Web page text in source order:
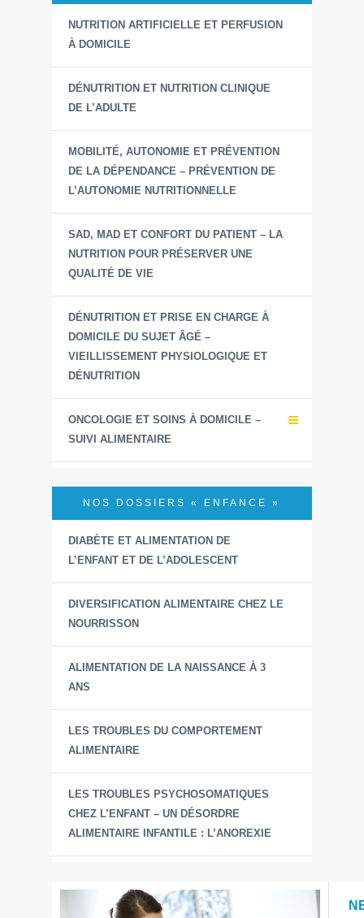
NUTRITION ARTIFICIELLE ET PERFUSION
À DOMICILE
DÉNUTRITION ET NUTRITION CLINIQUE
DE L’ADULTE
MOBILITÉ, AUTONOMIE ET PRÉVENTION
DE LA DÉPENDANCE – PRÉVENTION DE
L’AUTONOMIE NUTRITIONNELLE
SAD, MAD ET CONFORT DU PATIENT – LA
NUTRITION POUR PRÉSERVER UNE
QUALITÉ DE VIE
DÉNUTRITION ET PRISE EN CHARGE À
DOMICILE DU SUJET ÂGÉ –
VIEILLISSEMENT PHYSIOLOGIQUE ET
DÉNUTRITION
ONCOLOGIE ET SOINS À DOMICILE –
SUIVI ALIMENTAIRE
NOS DOSSIERS « ENFANCE »
DIABÈTE ET ALIMENTATION DE
L’ENFANT ET DE L’ADOLESCENT
DIVERSIFICATION ALIMENTAIRE CHEZ LE
NOURRISSON
ALIMENTATION DE LA NAISSANCE À 3
ANS
LES TROUBLES DU COMPORTEMENT
ALIMENTAIRE
LES TROUBLES PSYCHOSOMATIQUES
CHEZ L’ENFANT – UN DÉSORDRE
ALIMENTAIRE INFANTILE : L’ANOREXIE